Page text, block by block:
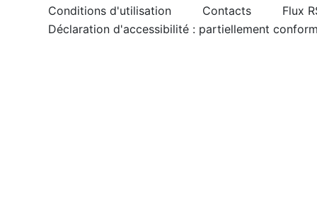
Conditions d'utilisation Contacts
Flux
Déclaration d'accessibilité : partiellement